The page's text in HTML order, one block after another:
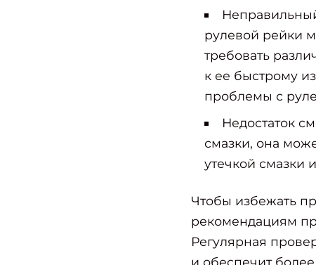
рулевой рейки
требовать
к ее быстрому
проблемы с
Недостаток
смазки, она
утечкой смазки
Чтобы избежать
рекомендациям
Регулярная
и обеспечит